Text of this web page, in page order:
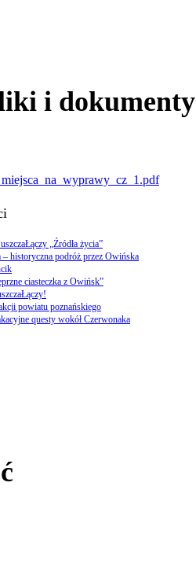
i dokumenty
„Źródła życia”
historyczna podróż przez Owińska
ciasteczka z Owińsk”
powiatu poznańskiego
questy wokół Czerwonaka